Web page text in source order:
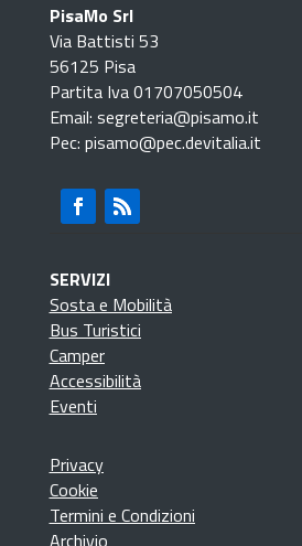
PisaMo Srl
Via Battisti 53
56125 Pisa
Partita Iva 01707050504
Email: segreteria@pisamo.it
Pec: pisamo@pec.devitalia.it
SERVIZI
Sosta e Mobilità
Bus Turistici
Camper
Accessibilità
Eventi
Privacy
Cookie
Termini e Condizioni
Archivio